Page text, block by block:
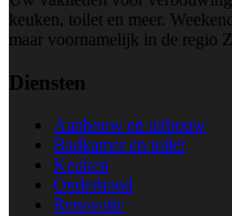
keuken, toilet en meer.
maar voornamelijk in de regio
Diensten
Aanbouw en uitbouw
Badkamer en toilet
Keuken
Onderhoud
Renovatie